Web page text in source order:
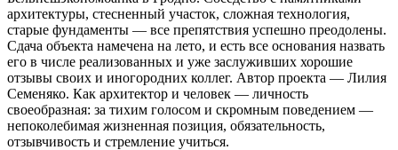
архитектуры, стесненный участок, сложная технология,
старые фундаменты — все препятствия успешно преодолены.
Сдача объекта намечена на лето, и есть все основания назвать
его в числе реализованных и уже заслуживших хорошие
отзывы своих и иногородних коллег. Автор проекта — Лилия
Семеняко. Как архитектор и человек — личность
своеобразная: за тихим голосом и скромным поведением —
непоколебимая жизненная позиция, обязательность,
отзывчивость и стремление учиться.